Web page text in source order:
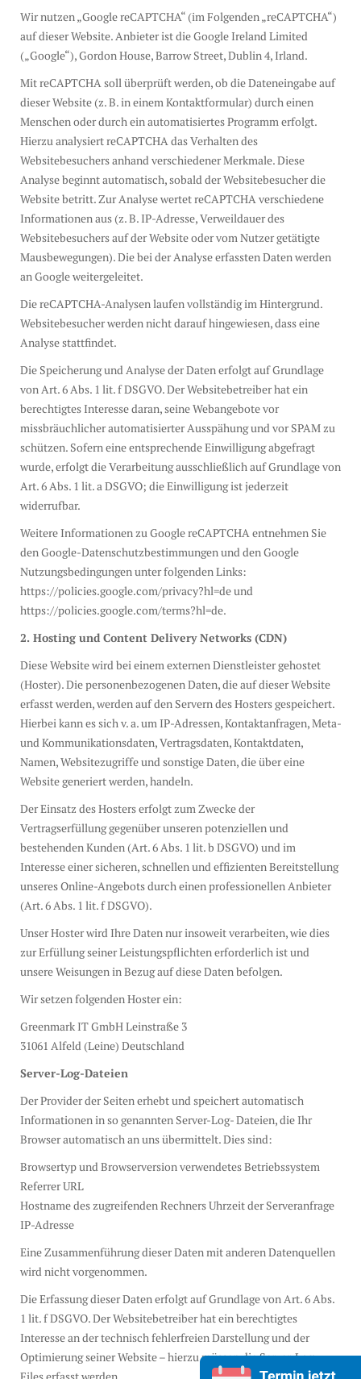
Wir nutzen „Google reCAPTCHA“ (im Folgenden „reCAPTCHA“)
auf dieser Website. Anbieter ist die Google Ireland Limited
(„Google“), Gordon House, Barrow Street, Dublin 4, Irland.
Mit reCAPTCHA soll überprüft werden, ob die Dateneingabe auf
dieser Website (z. B. in einem Kontaktformular) durch einen
Menschen oder durch ein automatisiertes Programm erfolgt.
Hierzu analysiert reCAPTCHA das Verhalten des
Websitebesuchers anhand verschiedener Merkmale. Diese
Analyse beginnt automatisch, sobald der Websitebesucher die
Website betritt. Zur Analyse wertet reCAPTCHA verschiedene
Informationen aus (z. B. IP-Adresse, Verweildauer des
Websitebesuchers auf der Website oder vom Nutzer getätigte
Mausbewegungen). Die bei der Analyse erfassten Daten werden
an Google weitergeleitet.
Die reCAPTCHA-Analysen laufen vollständig im Hintergrund.
Websitebesucher werden nicht darauf hingewiesen, dass eine
Analyse stattfindet.
Die Speicherung und Analyse der Daten erfolgt auf Grundlage
von Art. 6 Abs. 1 lit. f DSGVO. Der Websitebetreiber hat ein
berechtigtes Interesse daran, seine Webangebote vor
missbräuchlicher automatisierter Ausspähung und vor SPAM zu
schützen. Sofern eine entsprechende Einwilligung abgefragt
wurde, erfolgt die Verarbeitung ausschließlich auf Grundlage von
Art. 6 Abs. 1 lit. a DSGVO; die Einwilligung ist jederzeit
widerrufbar.
Weitere Informationen zu Google reCAPTCHA entnehmen Sie
den Google-Datenschutzbestimmungen und den Google
Nutzungsbedingungen unter folgenden Links:
https://policies.google.com/privacy?hl=de und
https://policies.google.com/terms?hl=de.
2. Hosting und Content Delivery Networks (CDN)
Diese Website wird bei einem externen Dienstleister gehostet
(Hoster). Die personenbezogenen Daten, die auf dieser Website
erfasst werden, werden auf den Servern des Hosters gespeichert.
Hierbei kann es sich v. a. um IP-Adressen, Kontaktanfragen, Meta-
und Kommunikationsdaten, Vertragsdaten, Kontaktdaten,
Namen, Websitezugriffe und sonstige Daten, die über eine
Website generiert werden, handeln.
Der Einsatz des Hosters erfolgt zum Zwecke der
Vertragserfüllung gegenüber unseren potenziellen und
bestehenden Kunden (Art. 6 Abs. 1 lit. b DSGVO) und im
Interesse einer sicheren, schnellen und effizienten Bereitstellung
unseres Online-Angebots durch einen professionellen Anbieter
(Art. 6 Abs. 1 lit. f DSGVO).
Unser Hoster wird Ihre Daten nur insoweit verarbeiten, wie dies
zur Erfüllung seiner Leistungspflichten erforderlich ist und
unsere Weisungen in Bezug auf diese Daten befolgen.
Wir setzen folgenden Hoster ein:
Greenmark IT GmbH Leinstraße 3
31061 Alfeld (Leine) Deutschland
Server-Log-Dateien
Der Provider der Seiten erhebt und speichert automatisch
Informationen in so genannten Server-Log- Dateien, die Ihr
Browser automatisch an uns übermittelt. Dies sind:
Browsertyp und Browserversion verwendetes Betriebssystem
Referrer URL
Hostname des zugreifenden Rechners Uhrzeit der Serveranfrage
IP-Adresse
Eine Zusammenführung dieser Daten mit anderen Datenquellen
wird nicht vorgenommen.
Die Erfassung dieser Daten erfolgt auf Grundlage von Art. 6 Abs.
1 lit. f DSGVO. Der Websitebetreiber hat ein berechtigtes
Interesse an der technisch fehlerfreien Darstellung und der
Optimierung seiner Website – hierzu müssen die Server-Log-